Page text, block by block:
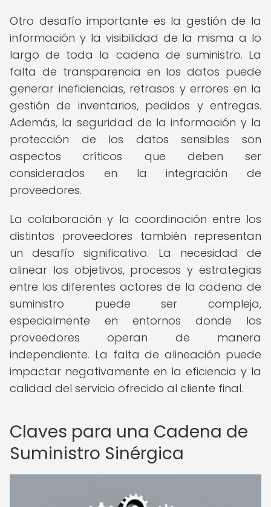
Otro desafío importante es la gestión de la
información y la visibilidad de la misma a lo
largo de toda la cadena de suministro. La
falta de transparencia en los datos puede
generar ineficiencias, retrasos y errores en la
gestión de inventarios, pedidos y entregas.
Además, la seguridad de la información y la
protección de los datos sensibles son
aspectos críticos que deben ser
considerados en la integración de
proveedores.
La colaboración y la coordinación entre los
distintos proveedores también representan
un desafío significativo. La necesidad de
alinear los objetivos, procesos y estrategias
entre los diferentes actores de la cadena de
suministro puede ser compleja,
especialmente en entornos donde los
proveedores operan de manera
independiente. La falta de alineación puede
impactar negativamente en la eficiencia y la
calidad del servicio ofrecido al cliente final.
Claves para una Cadena de
Suministro Sinérgica